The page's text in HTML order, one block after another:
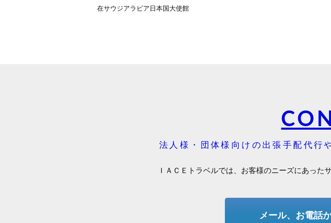
在サウジアラビア日本国大使館
法人様・団体様向けの出張手配代行
ＩＡＣＥトラベルでは、お客様のニーズにあった
メール、お電話